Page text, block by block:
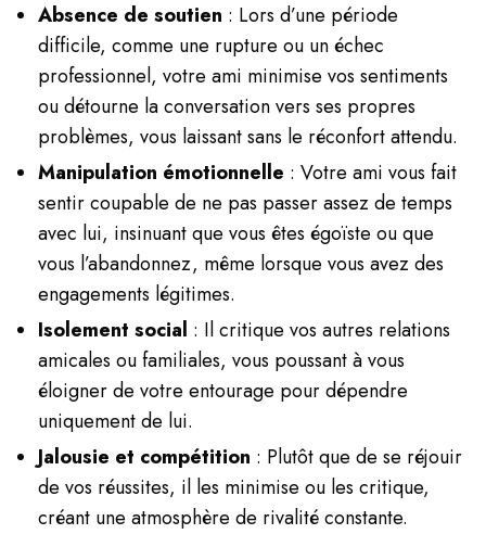
Absence de soutien : Lors d’une période
difficile, comme une rupture ou un échec
professionnel, votre ami minimise vos sentiments
ou détourne la conversation vers ses propres
problèmes, vous laissant sans le réconfort attendu.
Manipulation émotionnelle : Votre ami vous fait
sentir coupable de ne pas passer assez de temps
avec lui, insinuant que vous êtes égoïste ou que
vous l’abandonnez, même lorsque vous avez des
engagements légitimes.
Isolement social : Il critique vos autres relations
amicales ou familiales, vous poussant à vous
éloigner de votre entourage pour dépendre
uniquement de lui.
Jalousie et compétition : Plutôt que de se réjouir
de vos réussites, il les minimise ou les critique,
créant une atmosphère de rivalité constante.